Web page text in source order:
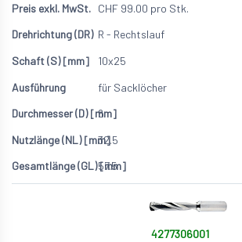
CHF 99.00 pro Stk.
R - Rechtslauf
10x25
für Sacklöcher
6
32.5
57.5
4277306001